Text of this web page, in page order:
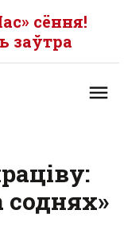
сёння!
заўтра
соднях»